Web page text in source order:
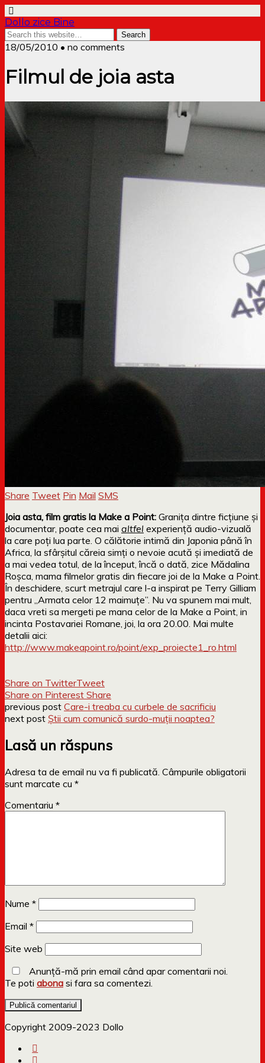
Dollo zice Bine
18/05/2010 • no comments
Filmul de joia asta
Share Tweet Pin Mail SMS
Joia asta, film gratis la Make a Point: Granița dintre ficțiune și
documentar, poate cea mai altfel experiență audio-vizuală
la care poți lua parte. O călătorie intimă din Japonia până în
Africa, la sfârșitul căreia simți o nevoie acută și imediată de
a mai vedea totul, de la început, încă o dată, zice Mădalina
Roșca, mama filmelor gratis din fiecare joi de la Make a Point.
În deschidere, scurt metrajul care l-a inspirat pe Terry Gilliam
pentru „Armata celor 12 maimuțe”. Nu va spunem mai mult,
daca vreti sa mergeti pe mana celor de la Make a Point, in
incinta Postavariei Romane, joi, la ora 20.00. Mai multe
detalii aici:
http://www.makeapoint.ro/point/exp_proiecte1_ro.html
Share on TwitterTweet
Share on Pinterest Share
previous post Care-i treaba cu curbele de sacrificiu
next post Ştii cum comunică surdo-muţii noaptea?
Lasă un răspuns
Adresa ta de email nu va fi publicată. Câmpurile obligatorii
sunt marcate cu *
Comentariu *
Nume *
Email *
Site web
Anunță-mă prin email când apar comentarii noi.
Te poti abona si fara sa comentezi.
Copyright 2009-2023 Dollo